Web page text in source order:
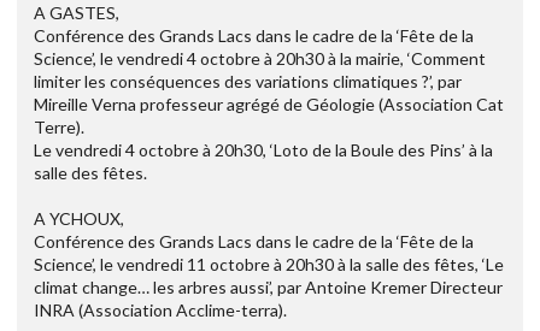
A GASTES,
Conférence des Grands Lacs dans le cadre de la ‘Fête de la
Science’, le vendredi 4 octobre à 20h30 à la mairie, ‘Comment
limiter les conséquences des variations climatiques ?’, par
Mireille Verna professeur agrégé de Géologie (Association Cat
Terre).
Le vendredi 4 octobre à 20h30, ‘Loto de la Boule des Pins’ à la
salle des fêtes.
A YCHOUX,
Conférence des Grands Lacs dans le cadre de la ‘Fête de la
Science’, le vendredi 11 octobre à 20h30 à la salle des fêtes, ‘Le
climat change… les arbres aussi’, par Antoine Kremer Directeur
INRA (Association Acclime-terra).